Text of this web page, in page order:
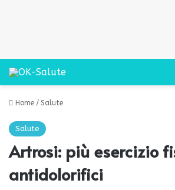
Home / Salute
Salute
Artrosi: più esercizio
antidolorifici